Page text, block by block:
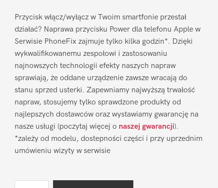
Przycisk włącz/wyłącz w Twoim smartfonie przestał
działać? Naprawa przycisku Power dla telefonu Apple w
Serwisie PhoneFix zajmuje tylko kilka godzin*. Dzięki
wykwalifikowanemu zespołowi i zastosowaniu
najnowszych technologii efekty naszych napraw
sprawiają, że oddane urządzenie zawsze wracają do
stanu sprzed usterki. Zapewniamy najwyższą trwałość
napraw, stosujemy tylko sprawdzone produkty od
najlepszych dostawców oraz wystawiamy gwarancję na
nasze usługi (poczytaj więcej o naszej gwarancji).
*zależy od modelu, dostepności części i przy uprzednim
umówieniu wizyty w serwisie